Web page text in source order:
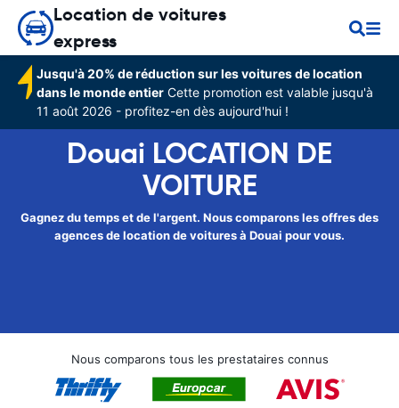
Location de voitures
express
Jusqu'à 20% de réduction sur les voitures de location
dans le monde entier Cette promotion est valable jusqu'à
11 août 2026 - profitez-en dès aujourd'hui !
Douai LOCATION DE
VOITURE
Gagnez du temps et de l'argent. Nous comparons les offres des
agences de location de voitures à Douai pour vous.
Nous comparons tous les prestataires connus